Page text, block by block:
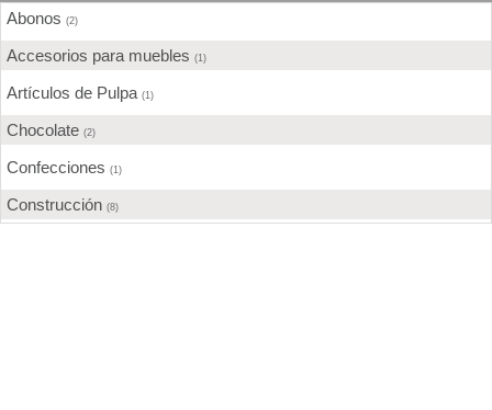
Abonos (2)
Accesorios para muebles (1)
Artículos de Pulpa (1)
Chocolate (2)
Confecciones (1)
Construcción (8)